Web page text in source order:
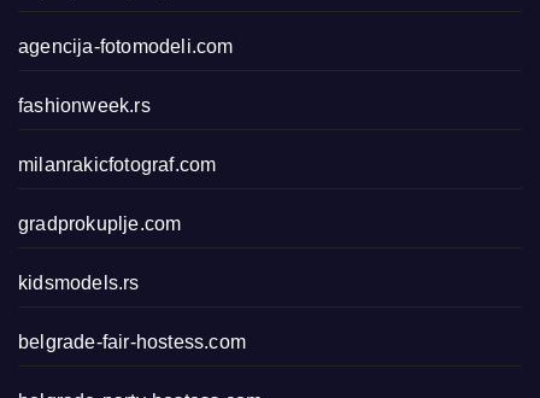
agencija-fotomodeli.com
fashionweek.rs
milanrakicfotograf.com
gradprokuplje.com
kidsmodels.rs
belgrade-fair-hostess.com